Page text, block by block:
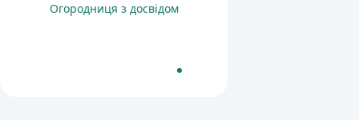
Огородниця з досвідом